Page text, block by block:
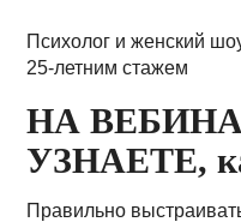
Психолог и женский
25-летним стажем
НА
УЗНАЕТЕ,
Правильно